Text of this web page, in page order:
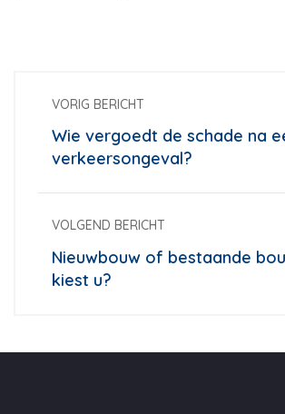
VORIG BERICHT
Wie vergoedt de schade na
verkeersongeval?
VOLGEND BERICHT
Nieuwbouw of bestaande
kiest u?